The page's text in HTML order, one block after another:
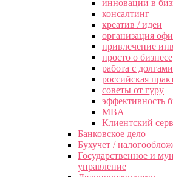
инновации в
консалтинг
креатив / идеи
организация
привлечение
просто о бизнесе
работа с долгами
российская
советы от гуру
эффективность
MBA
Клиентский
Банковское дело
Бухучет /
Государственное и
управление